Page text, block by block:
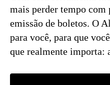
mais perder tempo
emissão de boletos. O
para você, para que
que realmente importa: